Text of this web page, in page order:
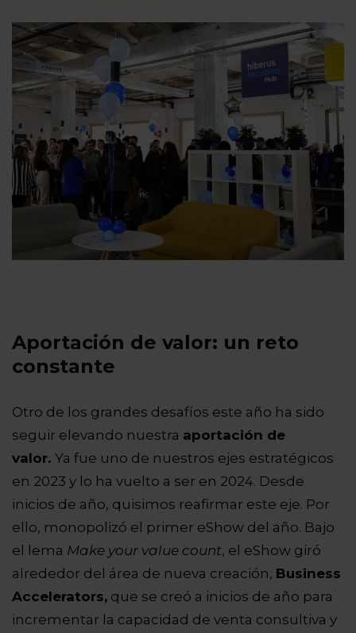
Aportación de valor: un reto
constante
Otro de los grandes desafíos este año ha sido
seguir elevando nuestra aportación de
valor. Ya fue uno de nuestros ejes estratégicos
en 2023 y lo ha vuelto a ser en 2024. Desde
inicios de año, quisimos reafirmar este eje. Por
ello, monopolizó el primer eShow del año. Bajo
el lema Make your value count, el eShow giró
alrededor del área de nueva creación, Business
Accelerators, que se creó a inicios de año para
incrementar la capacidad de venta consultiva y